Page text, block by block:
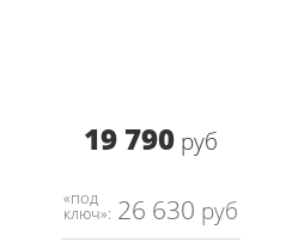
19 790 руб
«под
ключ»: 26 630 руб